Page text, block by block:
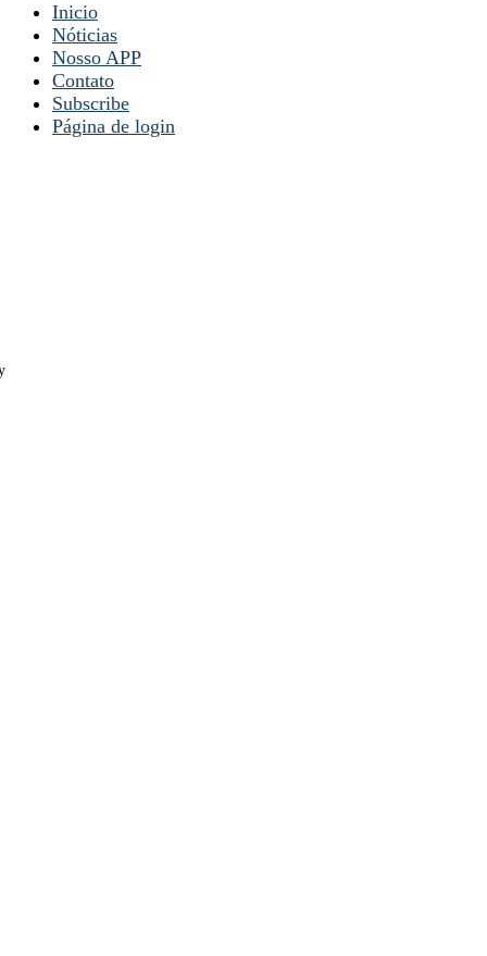
Inicio
Nóticias
Nosso APP
Contato
Subscribe
Página de login